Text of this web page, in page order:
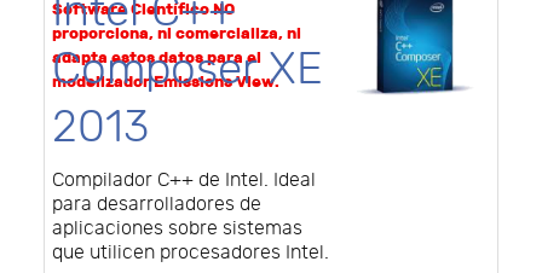
Software Científico NO
proporciona, ni comercializa, ni
adapta estos datos para el
modelizador Emissions View.
Intel C++
Composer XE
2013
Compilador C++ de Intel. Ideal
para desarrolladores de
aplicaciones sobre sistemas
que utilicen procesadores Intel.